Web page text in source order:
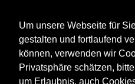
Um unsere Webseite für
gestalten und fortlaufend
können, verwenden wir
Privatsphäre schätzen,
um Erlaubnis, auch